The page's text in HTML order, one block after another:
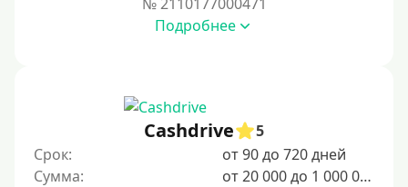
Подробнее
Cashdrive
5
Срок:
от 90 до 720 дней
Сумма:
от 20 000 до 1 000 000 ₽